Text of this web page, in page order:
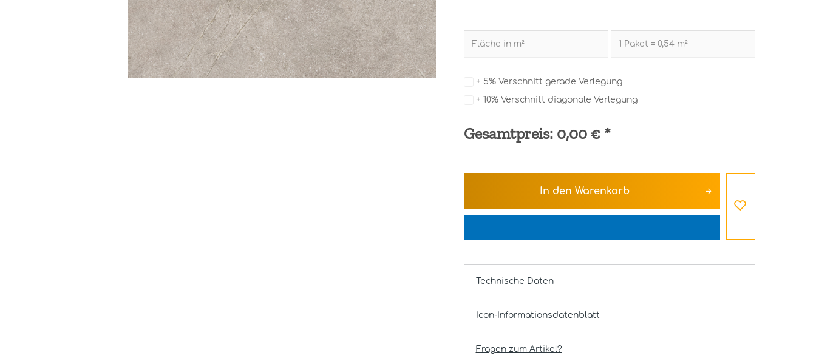
+ 5% Verschnitt gerade Verlegung
+ 10% Verschnitt diagonale Verlegung
Gesamtpreis: 0,00 € *
In den Warenkorb
Technische Daten
Icon-Informationsdatenblatt
Fragen zum Artikel?